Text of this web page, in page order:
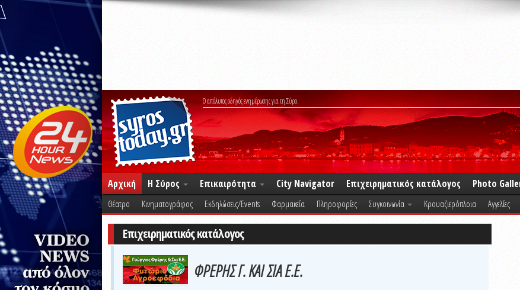
Ο απόλυτος οδηγός ενημέρωσης για τη Σύρο.
Αρχική Η Σύρος Επικαιρότητα City Navigator Επιχειρηματικός κατάλογος Photo
Θέατρο Κινηματογράφος Εκδηλώσεις/Events Φαρμακεία Πληροφορίες Συγκοινωνία Κρουαζιερόπλοια Αγγελίες
Επιχειρηματικός κατάλογος
ΦΡΕΡΗΣ Γ. ΚΑΙ ΣΙΑ Ε.Ε.